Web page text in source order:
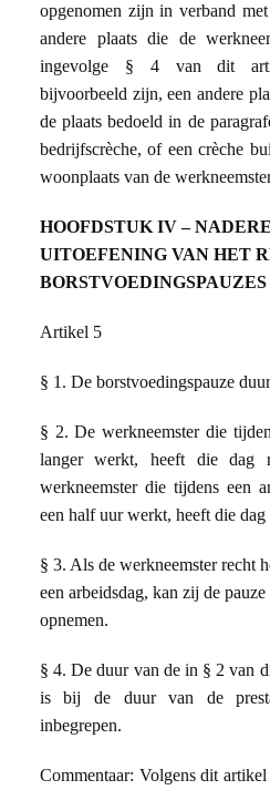
opgenomen zijn in verband
andere plaats die de
ingevolge § 4 van dit
bijvoorbeeld zijn, een andere
de plaats bedoeld in de
bedrijfscrèche, of een crèche
woonplaats van de
HOOFDSTUK IV –
UITOEFENING VAN HET
BORSTVOEDINGSPAUZES
Artikel 5
§ 1. De borstvoedingspauze
§ 2. De werkneemster die
langer werkt, heeft die dag
werkneemster die tijdens een
een half uur werkt, heeft die dag
§ 3. Als de werkneemster recht
een arbeidsdag, kan zij de
opnemen.
§ 4. De duur van de in § 2 van
is bij de duur van de
inbegrepen.
Commentaar: Volgens dit